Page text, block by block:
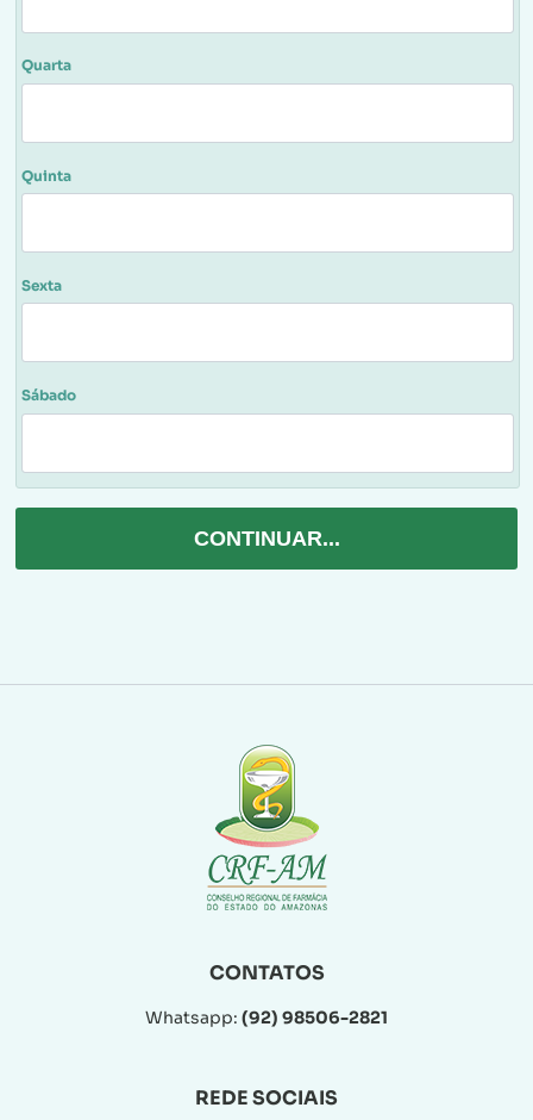
Quarta
Quinta
Sexta
Sábado
CONTATOS
Whatsapp: (92) 98506-2821
REDE SOCIAIS